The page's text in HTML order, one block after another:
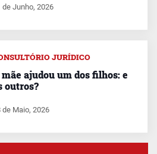
de Junho, 2026
JURÍDICO
ajudou um dos filhos: e
outros?
de Maio, 2026